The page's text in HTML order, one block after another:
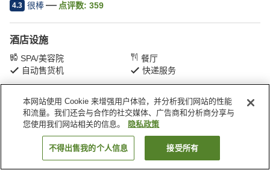
4.3 很棒 点评数: 359
酒店设施
SPA/美容院
餐厅
自动售货机
快递服务
首页 日本 熊本县 熊本 奥库斯酒店（熊本市）
搜索客房
本网站使用 Cookie 来增强用户体验，并分析我们网站的性能
和流量。我们还会与合作的社交媒体、广告商和分析商分享与
您使用我们网站相关的信息。
隐私政策
不得出售我的个人信息 接受所有